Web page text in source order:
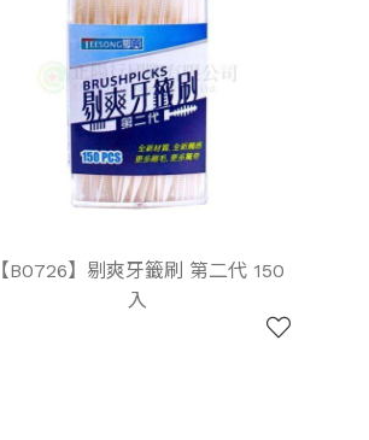
【B0726】剔爽牙籤刷 第二代 150
入